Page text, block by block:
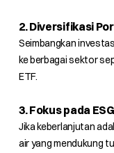
2. Diversifikasi
Seimbangkan
ke berbagai sektor
ETF.
3. Fokus pada ESG
Jika keberlanjutan
air yang mendukung